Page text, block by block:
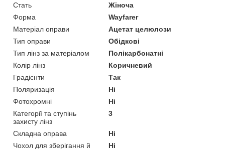
Стать
Жіноча
Форма
Wayfarer
Матеріал оправи
Ацетат целюлози
Тип оправи
Обідкові
Тип лінз за матеріалом
Полікарбонатні
Колір лінз
Коричневий
Градієнти
Так
Поляризація
Ні
Фотохромні
Ні
Категорії та ступінь
захисту лінз
3
Складна оправа
Ні
Чохол для зберігання й
Ні